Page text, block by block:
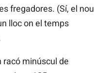
fregadores. (Sí, el nou
lloc on el temps
racó minúscul de